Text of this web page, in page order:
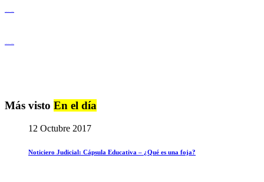
Más visto En el día
12 Octubre 2017
Noticiero Judicial: Cápsula Educativa – ¿Qué es una foja?